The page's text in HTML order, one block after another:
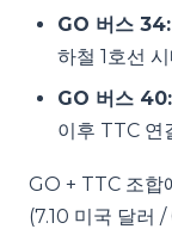
GO 버스 34:
하철 1호선
GO 버스 40:
이후 TTC 연
GO + TTC 조합
(7.10 미국 달러